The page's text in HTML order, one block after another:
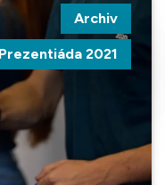
Archiv
Prezentiáda 2021